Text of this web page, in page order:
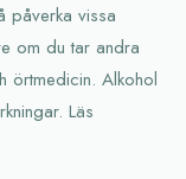
påverka vissa
om du tar andra
örtmedicin. Alkohol
Läs